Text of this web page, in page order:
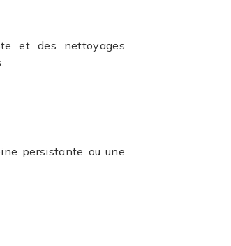
et des nettoyages
persistante ou une